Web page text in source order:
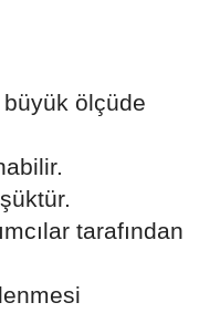
büyük ölçüde
tarafından